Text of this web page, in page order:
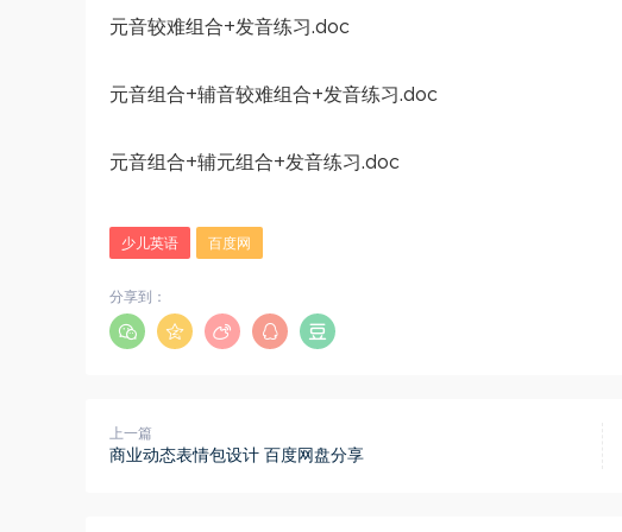
元音较难组合+发音练习.doc
元音组合+辅音较难组合+发音练习.doc
元音组合+辅元组合+发音练习.doc
少儿英语 百度网
分享到：
上一篇
商业动态表情包设计 百度网盘分享